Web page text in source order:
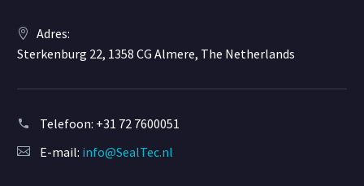
Adres:
Sterkenburg 22, 1358 CG Almere, The Netherlands
Telefoon: +31 72 7600051
E-mail: info@SealTec.nl